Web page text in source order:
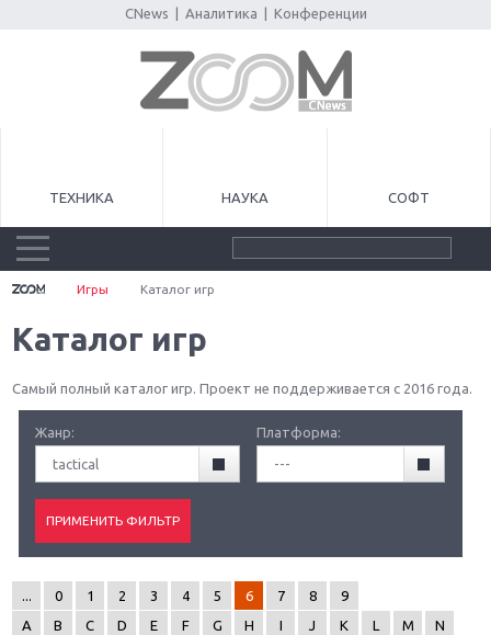
CNews Аналитика Конференции
ТЕХНИКА НАУКА СОФТ
Игры Каталог игр
Каталог игр
Самый полный каталог игр. Проект не поддерживается с 2016 года.
Жанр:
tactical
Платформа:
---
0 1 2 3 4 5 6 7 8
9
A
B C D E F G H I J K L M
N